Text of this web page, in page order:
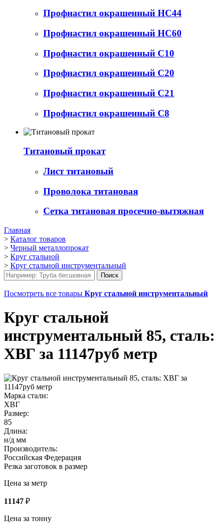
Профнастил окрашенный НС44
Профнастил окрашенный НС60
Профнастил окрашенный С10
Профнастил окрашенный С20
Профнастил окрашенный С21
Профнастил окрашенный С8
Титановый прокат
Лист титановый
Проволока титановая
Сетка титановая просечно-вытяжная
Главная
> Каталог товаров
> Черный металлопрокат
> Круг стальной
> Круг стальной инструментальный
Посмотреть все товары Круг стальной инструментальный
Круг стальной
инструментальный 85, сталь:
ХВГ за 11147руб метр
Марка стали:
ХВГ
Размер:
85
Длина:
н/д мм
Производитель:
Российская Федерация
Резка заготовок в размер
Цена за метр
11147 ₽
Цена за тонну